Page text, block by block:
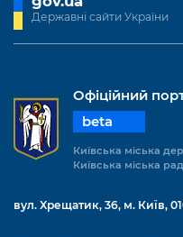
Підприємства,
Kyiv International
Гендерна політика
Безбар'єрність
Портал Захисників
Портал послуг
Міський застосунок
Уряд» – місцевий
Про відкриті дані
Публічні дашборди
Державні сайти України
Офіційний
beta
Київська міська
Київська міська
вул. Хрещатик, 36, м. Київ,